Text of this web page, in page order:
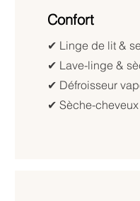
Confort
✔︎ Linge de lit &
✔︎ Lave-linge &
✔︎ Défroisseur
✔︎ Sèche-cheveux